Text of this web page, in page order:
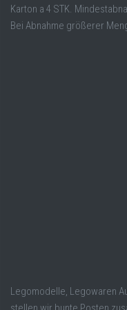
Karton a 4 STK.
Bei Abnahme größerer
Legomodelle, Legowaren